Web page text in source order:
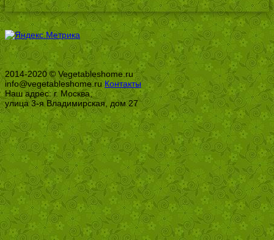
2014-2020 © Vegetableshome.ru
info@vegetableshome.ruКонтакты
Наш адрес: г. Москва,
улица 3-я Владимирская, дом 27